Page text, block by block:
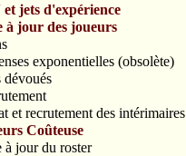
jets d'expérience
à jour des joueurs
exponentielles (obsolète)
dévoués
et recrutement des intérimaires
Coûteuse
à jour du roster